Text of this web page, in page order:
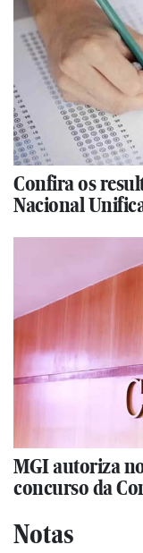
Confira os
Nacional
MGI autoriza
concurso da
Notas